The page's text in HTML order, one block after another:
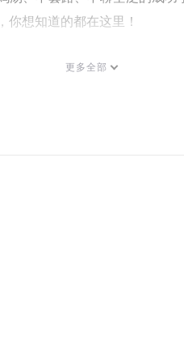
你想知道的都在这里！
更多全部